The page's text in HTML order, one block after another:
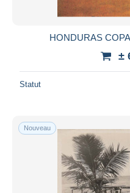
HONDURAS
±
Statut
Nouveau